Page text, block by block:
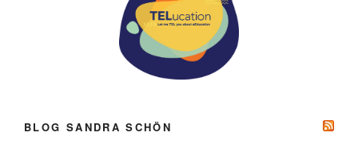
BLOG SANDRA SCHÖN